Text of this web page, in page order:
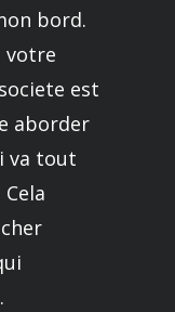
bord.
votre
est
aborder
va tout